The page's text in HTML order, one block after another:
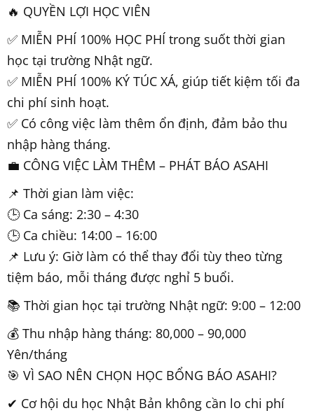
🔥 QUYỀN LỢI HỌC VIÊN
✅ MIỄN PHÍ 100% HỌC PHÍ trong suốt thời gian
học tại trường Nhật ngữ.
✅ MIỄN PHÍ 100% KÝ TÚC XÁ, giúp tiết kiệm tối đa
chi phí sinh hoạt.
✅ Có công việc làm thêm ổn định, đảm bảo thu
nhập hàng tháng.
💼 CÔNG VIỆC LÀM THÊM – PHÁT BÁO ASAHI
📌 Thời gian làm việc:
🕒 Ca sáng: 2:30 – 4:30
🕒 Ca chiều: 14:00 – 16:00
📌 Lưu ý: Giờ làm có thể thay đổi tùy theo từng
tiệm báo, mỗi tháng được nghỉ 5 buổi.
📚 Thời gian học tại trường Nhật ngữ: 9:00 – 12:00
💰 Thu nhập hàng tháng: 80,000 – 90,000
Yên/tháng
🎯 VÌ SAO NÊN CHỌN HỌC BỔNG BÁO ASAHI?
✔ Cơ hội du học Nhật Bản không cần lo chi phí